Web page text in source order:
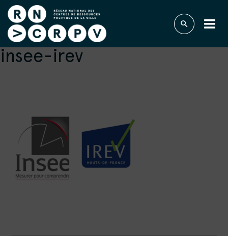
insee-irev